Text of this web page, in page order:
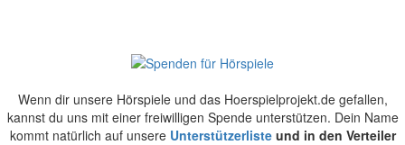
Wenn dir unsere Hörspiele und das Hoerspielprojekt.de gefallen,
kannst du uns mit einer freiwilligen Spende unterstützen. Dein Name
kommt natürlich auf unsere Unterstützerlisteund in den Verteiler